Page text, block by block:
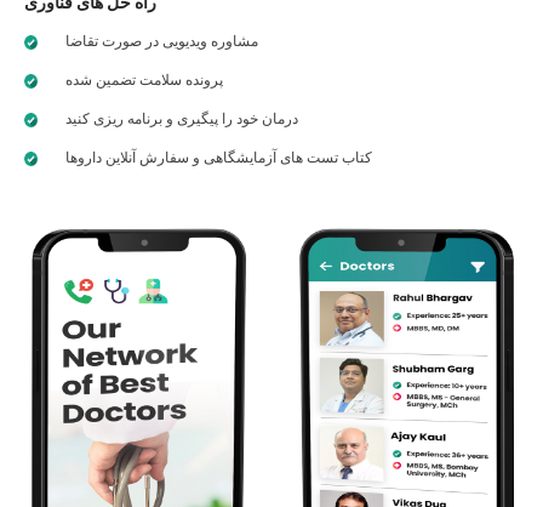
مشاوره ویدیویی در صورت تقاضا
پرونده سلامت تضمین شده
درمان خود را پیگیری و برنامه ریزی کنید
کتاب تست های آزمایشگاهی و سفارش آنلاین داروها